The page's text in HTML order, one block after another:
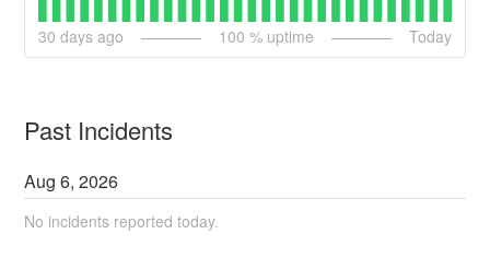
30 days ago 100 % uptime Today
Past Incidents
Aug6,2026
No incidents reported today.